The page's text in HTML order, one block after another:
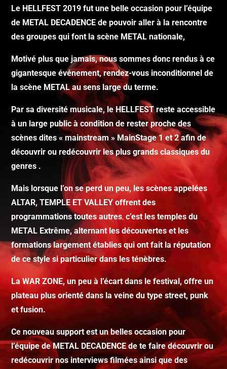
Le HELLFEST 2019 fut une belle occasion pour l’équipe
de METAL DECADENCE de pouvoir aller à la rencontre
des groupes qui font la scène METAL nationale,
Motivé plus que jamais, nous sommes donc rendus à ce
gigantesque événement, rendez-vous inconditionnel de
la scène METAL au sens large du terme.
Par sa diversité musicale, le HELLFEST reste accessible
à un large public à condition de rester proche des
scènes dites « mainstream » MainStage 1 et 2 afin de
découvrir ou redécouvrir les plus grands classiques du
genres .
Mais lorsque l’on se perd un peu, les scènes appelées
ALTAR, TEMPLE ET VALLEY offrent des
programmations toutes autres,c’est les temples du
METAL Extrême, alternant les découvertes et les
formations largement établies qui ont fait la réputation
de ce style si particulier dans les ténèbres.
La WAR ZONE, un peu à l’écart dans le festival, offre un
plateau plus orienté dans la veine du type street, punk
et fusion.
Ce nouveau support est un belles occasion pour
l’équipe de METAL DECADENCE de te faire découvrir ou
redécouvrir nos interviews filmées ainsi que des